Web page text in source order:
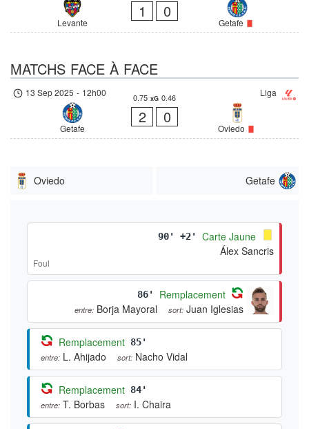
Levante
1 0
Getafe
MATCHS FACE À FACE
Liga
13 Sep 2025 - 12h00
Getafe
0.75 xG 0.46
2 0
Oviedo
Oviedo Getafe
90' +2'
Carte Jaune
Álex Sancris
Foul
86' Remplacement
entre: Borja Mayoral sort: Juan Iglesias
Remplacement 85'
entre: L. Ahijado sort: Nacho Vidal
Remplacement 84'
entre: T. Borbas sort: I. Chaira